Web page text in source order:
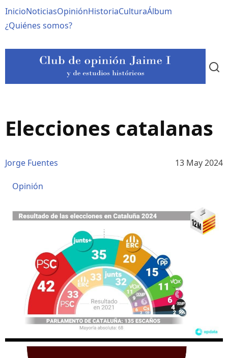
al
contenido
Navegación
principal
InicioNoticiasOpiniónHistoriaCulturaÁlbum
¿Quiénes somos?
Elecciones catalanas
Jorge Fuentes 13 May 2024
Opinión